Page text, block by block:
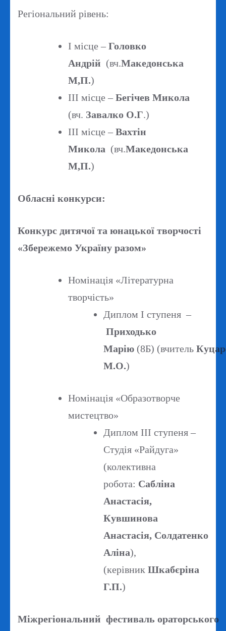
Регіональний рівень:
І місце – Головко
Андрій (вч.Македонська
М,П.)
ІІІ місце – Бегічев Микола
(вч. Завалко О.Г.)
ІІІ місце – Вахтін
Микола (вч.Македонська
М,П.)
Обласні конкурси:
Конкурс дитячої та юнацької творчості
«Збережемо Україну разом»
Номінація «Літературна
творчість»
Диплом І ступеня –
Приходько
Марію (8Б) (вчитель
М.О.)
Номінація «Образотворче
мистецтво»
Диплом ІІІ ступеня –
Студія «Райдуга»
(колективна
робота: Сабліна
Анастасія,
Кувшинова
Анастасія, Солдатенко
Аліна),
(керівник Шкабєріна
Г.П.)
Міжрегіональний фестиваль ораторського